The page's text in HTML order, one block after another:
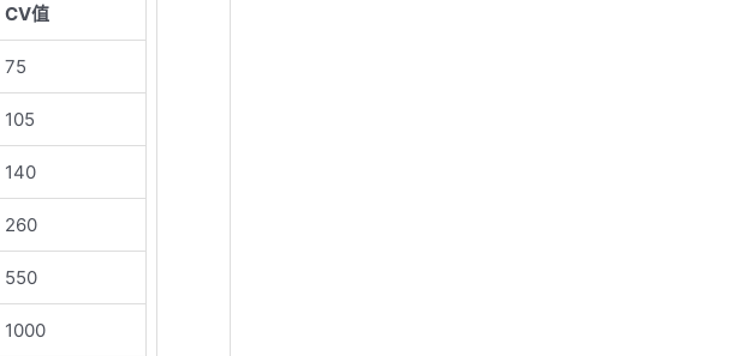
CV值
75
105
140
260
550
1000